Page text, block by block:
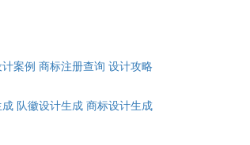
案例 商标注册查询 设计攻略
成 队徽设计生成 商标设计生成